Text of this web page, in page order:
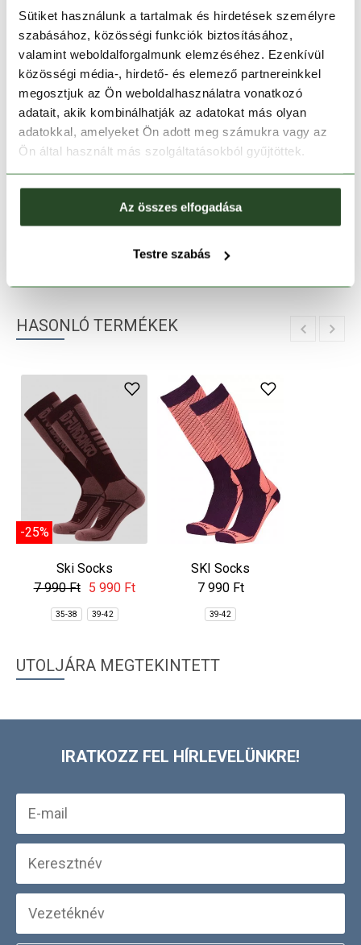
Sütiket használunk a tartalmak és hirdetések személyre
szabásához, közösségi funkciók biztosításához,
valamint weboldalforgalmunk elemzéséhez. Ezenkívül
közösségi média-, hirdető- és elemező partnereinkkel
megosztjuk az Ön weboldalhasználatra vonatkozó
adatait, akik kombinálhatják az adatokat más olyan
adatokkal, amelyeket Ön adott meg számukra vagy az
Ön által használt más szolgáltatásokból gyűjtöttek.
Az összes elfogadása
Testre szabás
TERMÉKLEÍRÁS
Kosárba teszem
Melyik üzletben elérhető| Foglalás
30 napos visszaküldés
1-2 munkanapos szállítás
HASONLÓ TERMÉKEK
-25%
Ski Socks
7 990 Ft
5 990 Ft
35-38 39-42
SKI Socks
7 990 Ft
39-42
UTOLJÁRA MEGTEKINTETT
IRATKOZZ FEL HÍRLEVELÜNKRE!